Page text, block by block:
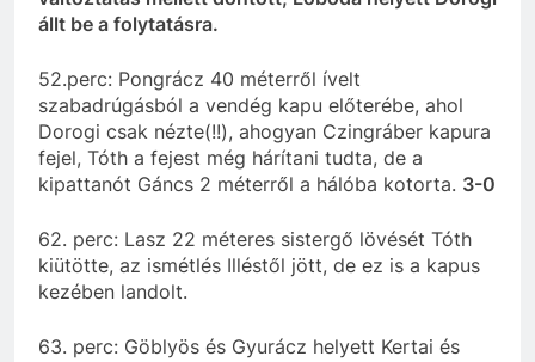
állt be a folytatásra.
52.perc: Pongrácz 40 méterről ívelt
szabadrúgásból a vendég kapu előterébe, ahol
Dorogi csak nézte(!!), ahogyan Czingráber kapura
fejel, Tóth a fejest még hárítani tudta, de a
kipattanót Gáncs 2 méterről a hálóba kotorta. 3-0
62. perc: Lasz 22 méteres sistergő lövését Tóth
kiütötte, az ismétlés Illéstől jött, de ez is a kapus
kezében landolt.
63. perc: Göblyös és Gyurácz helyett Kertai és